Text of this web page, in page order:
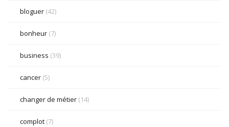
bloguer (42)
bonheur (7)
business (39)
cancer (5)
changer de métier (14)
complot (7)